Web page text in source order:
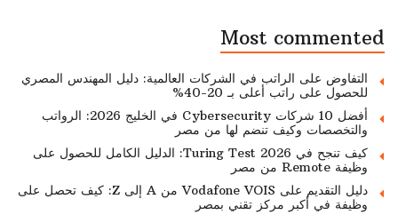
Most commented
التفاوض على الراتب في الشركات العالمية: دليل المهندس المصري
للحصول على راتب أعلى بـ 20-40%
أفضل 10 شركات Cybersecurity في الخليج 2026: الرواتب
والتخصصات وكيف تنضم لها من مصر
كيف تنجح في Turing Test 2026: الدليل الكامل للحصول على
وظيفة Remote من مصر
دليل التقديم على Vodafone VOIS من A إلى Z: كيف تحصل على
وظيفة في أكبر مركز تقني بمصر